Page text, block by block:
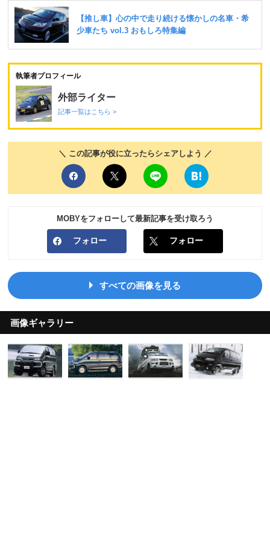
執筆者プロフィール
外部ライター
記事一覧はこちら >
＼ この記事が役に立ったらシェアしよう ／
MOBYをフォローして最新記事を受け取ろう
フォロー フォロー
すべての画像を見る
画像ギャラリー